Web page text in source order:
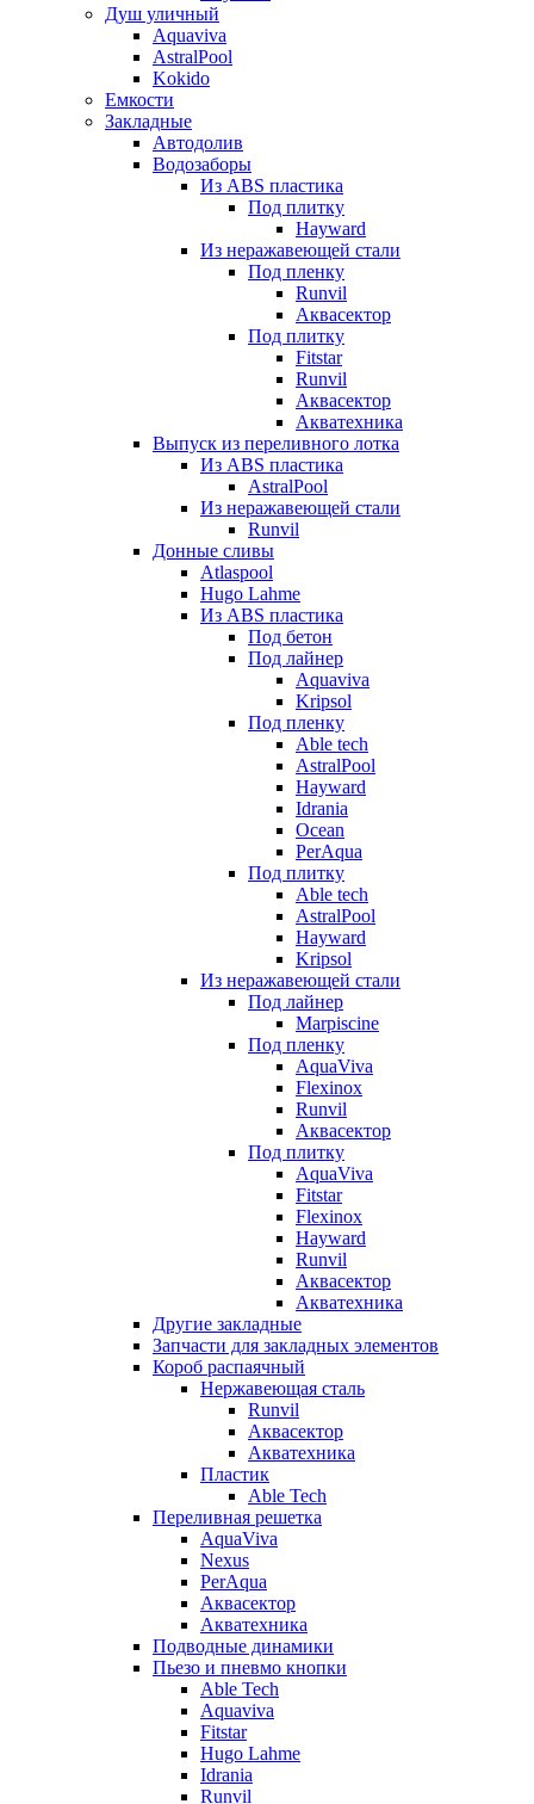
Душ уличный
Aquaviva
AstralPool
Kokido
Емкости
Закладные
Автодолив
Водозаборы
Из ABS пластика
Под плитку
Hayward
Из неражавеющей стали
Под пленку
Runvil
Аквасектор
Под плитку
Fitstar
Runvil
Аквасектор
Акватехника
Выпуск из переливного лотка
Из ABS пластика
AstralPool
Из неражавеющей стали
Runvil
Донные сливы
Atlaspool
Hugo Lahme
Из ABS пластика
Под бетон
Под лайнер
Aquaviva
Kripsol
Под пленку
Able tech
AstralPool
Hayward
Idrania
Ocean
PerAqua
Под плитку
Able tech
AstralPool
Hayward
Kripsol
Из неражавеющей стали
Под лайнер
Marpiscine
Под пленку
AquaViva
Flexinox
Runvil
Аквасектор
Под плитку
AquaViva
Fitstar
Flexinox
Hayward
Runvil
Аквасектор
Акватехника
Другие закладные
Запчасти для закладных элементов
Короб распаячный
Нержавеющая сталь
Runvil
Аквасектор
Акватехника
Пластик
Able Tech
Переливная решетка
AquaViva
Nexus
PerAqua
Аквасектор
Акватехника
Подводные динамики
Пьезо и пневмо кнопки
Able Tech
Aquaviva
Fitstar
Hugo Lahme
Idrania
Runvil